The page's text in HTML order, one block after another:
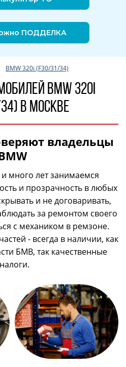
ПОДДЕЛКА
BMW 320i (F30/31/34)
BMW 320i
в Москве
владельцы
много лет занимаемся
и прозрачность в любых
и не договаривать,
за ремонтом своего
с механиком в ремзоне.
- всегда в наличии, как
БМВ, так качественные